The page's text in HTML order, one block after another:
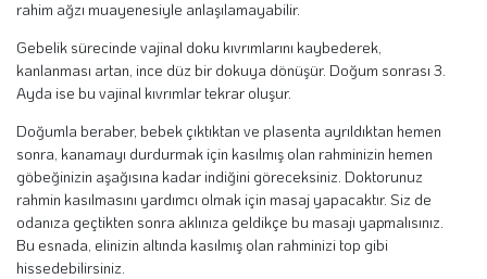
rahim ağzı muayenesiyle anlaşılamayabilir.
Gebelik sürecinde vajinal doku kıvrımlarını kaybederek,
kanlanması artan, ince düz bir dokuya dönüşür. Doğum sonrası 3.
Ayda ise bu vajinal kıvrımlar tekrar oluşur.
Doğumla beraber, bebek çıktıktan ve plasenta ayrıldıktan hemen
sonra, kanamayı durdurmak için kasılmış olan rahminizin hemen
göbeğinizin aşağısına kadar indiğini göreceksiniz. Doktorunuz
rahmin kasılmasını yardımcı olmak için masaj yapacaktır. Siz de
odanıza geçtikten sonra aklınıza geldikçe bu masajı yapmalısınız.
Bu esnada, elinizin altında kasılmış olan rahminizi top gibi
hissedebilirsiniz.